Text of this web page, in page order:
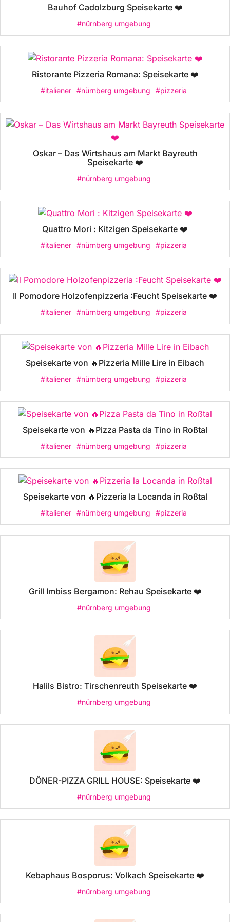
Bauhof Cadolzburg Speisekarte ❤️
#nürnberg umgebung
Ristorante Pizzeria Romana: Speisekarte ❤️
#italiener #nürnberg umgebung #pizzeria
Oskar – Das Wirtshaus am Markt Bayreuth
Speisekarte ❤️
#nürnberg umgebung
Quattro Mori : Kitzigen Speisekarte ❤️
#italiener #nürnberg umgebung #pizzeria
Il Pomodore Holzofenpizzeria :Feucht Speisekarte ❤️
#italiener #nürnberg umgebung #pizzeria
Speisekarte von 🔥Pizzeria Mille Lire in Eibach
#italiener #nürnberg umgebung #pizzeria
Speisekarte von 🔥Pizza Pasta da Tino in Roßtal
#italiener #nürnberg umgebung #pizzeria
Speisekarte von 🔥Pizzeria la Locanda in Roßtal
#italiener #nürnberg umgebung #pizzeria
Grill Imbiss Bergamon: Rehau Speisekarte ❤️
#nürnberg umgebung
Halils Bistro: Tirschenreuth Speisekarte ❤️
#nürnberg umgebung
DÖNER-PIZZA GRILL HOUSE: Speisekarte ❤️
#nürnberg umgebung
Kebaphaus Bosporus: Volkach Speisekarte ❤️
#nürnberg umgebung